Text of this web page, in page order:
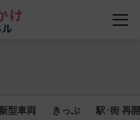
新型車両 きっぷ 駅･街 再